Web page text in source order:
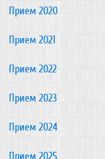
Прием 2020
Прием 2021
Прием 2022
Прием 2023
Прием 2024
Прием 2025